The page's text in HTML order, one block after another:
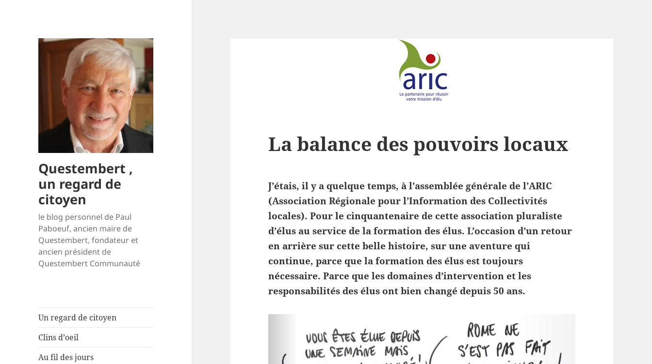
Questembert ,
un regard de
citoyen
le blog personnel de Paul
Paboeuf, ancien maire de
Questembert, fondateur et
ancien président de
Questembert Communauté
Un regard de citoyen
Clins d’oeil
Au fil des jours
La balance des pouvoirs locaux
J’étais, il y a quelque temps, à l’assemblée générale de l’ARIC
(Association Régionale pour l’Information des Collectivités
locales). Pour le cinquantenaire de cette association pluraliste
d’élus au service de la formation des élus. L’occasion d’un retour
en arrière sur cette belle histoire, sur une aventure qui
continue, parce que la formation des élus est toujours
nécessaire. Parce que les domaines d’intervention et les
responsabilités des élus ont bien changé depuis 50 ans.